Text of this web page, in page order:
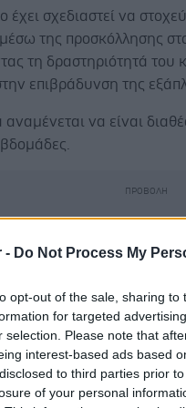
- Do Not Process My
opt-out of the sale, sharing
for targeted
selection. Please note that
interest-based ads based
to third parties prior
of your personal
σχεδιαστεί να
της προσκόλλησης
τη δραστηριότητά του
επιβράδυνση της
αναμένεται να είναι
της περιλαμβάνουν
ασθενείς που έλαβαν
μήνες χωρίς
3,8 μήνες με άλλες
θεραπεία